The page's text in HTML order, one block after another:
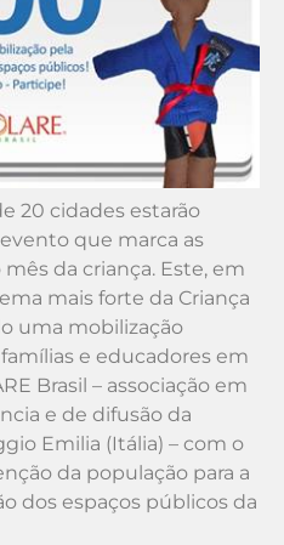
20 cidades estarão
que marca as
da criança. Este, em
mais forte da Criança
uma mobilização
e educadores em
Brasil – associação em
e de difusão da
Emilia (Itália) – com o
da população para a
dos espaços públicos da